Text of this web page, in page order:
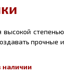
высокой степенью
прочные и
наличии